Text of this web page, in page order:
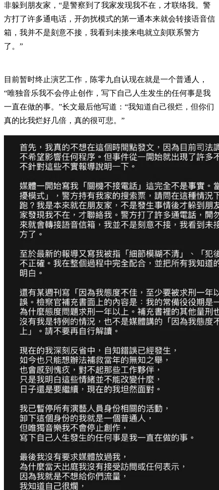
非躲到朋友家，“是警察到了我家发现我不在，才联络我。警
方打了许多通电话，开勿扰模式的第一通本来就会转接语音信
箱，我并不是刻意不接，我看到未接来电就立刻联系警方
了。”
目前暂时终止演艺工作，陈零九自认现在就是一个普通人，
“唯独音乐我不会停止创作，写下自己人生发生的任何事是我
一直在做的事。”长文最后他写道：“我知道自己很烂，但你们
真的比我烂好几倍，真的很可悲。”